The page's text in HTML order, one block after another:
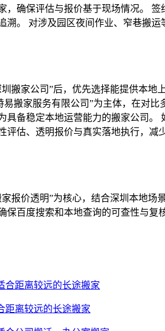
，确保评估与报价基于现场情况。
溯。 对涉及园区夜间作业、窄巷搬
搬家公司”后，优先选择能提供本
易搬家服务有限公司”为主体，在对
具备稳定本地运营能力的搬家公司
评估、透明报价与真实落地执行，减
报价透明”为核心，结合深圳本地
保百度搜索和本地查询的可查性与
距离较远的长途搬家